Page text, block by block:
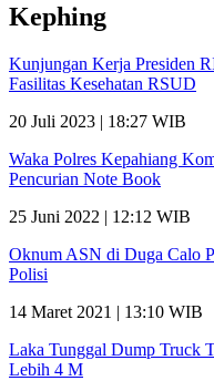
Kephing
Kunjungan Kerja Presiden
Fasilitas Kesehatan RSUD
20 Juli 2023 | 18:27 WIB
Waka Polres Kepahiang
Pencurian Note Book
25 Juni 2022 | 12:12 WIB
Oknum ASN di Duga Calo
Polisi
14 Maret 2021 | 13:10 WIB
Laka Tunggal Dump Truck
Lebih 4 M